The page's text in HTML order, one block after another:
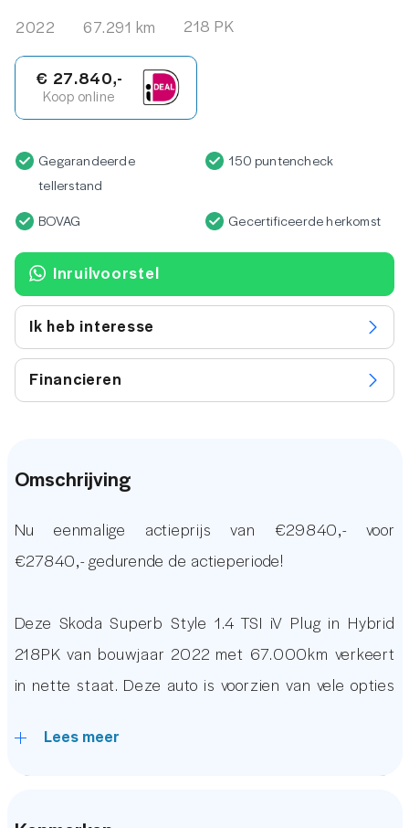
2022
67.291 km 218 PK
€ 27.840,-
Koop online
Gegarandeerde
tellerstand
150 puntencheck
BOVAG Gecertificeerde herkomst
Inruilvoorstel
Ik heb interesse
Financieren
Omschrijving
Nu eenmalige actieprijs van €29840,- voor
€27840,- gedurende de actieperiode!
Deze Skoda Superb Style 1.4 TSI iV Plug in Hybrid
218PK van bouwjaar 2022 met 67.000km verkeert
in nette staat. Deze auto is voorzien van vele opties
Origineel Skoda Audio Navigatie systeem met Apple
Carplay en Android Auto, Stoelverwarming voor &
Lees meer